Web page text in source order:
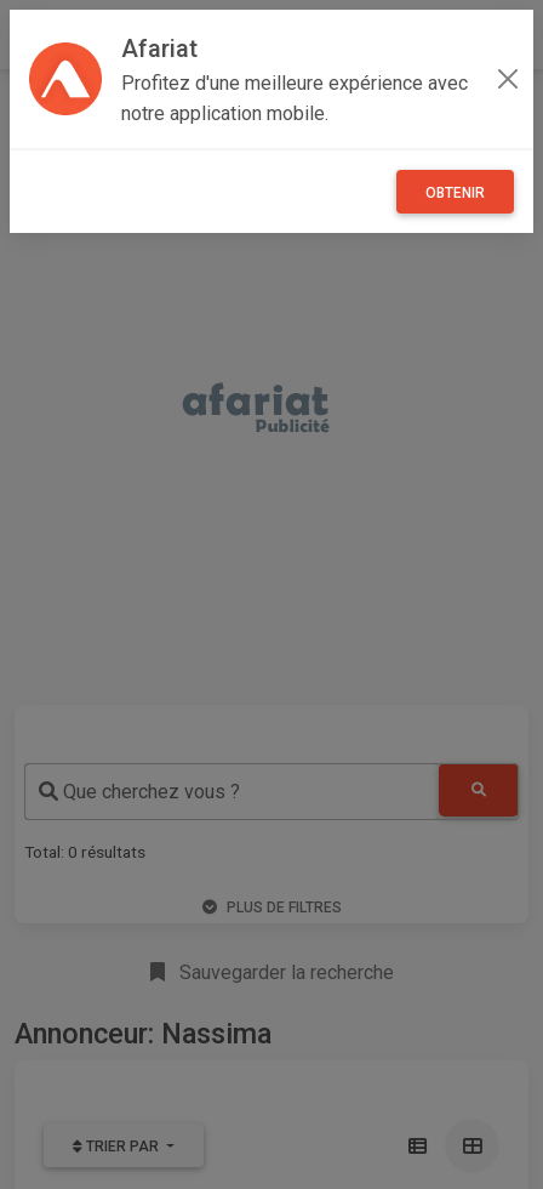
Afariat
Profitez d'une meilleure expérience avec
notre application mobile.
OBTENIR
Accueil Annonceur Nassima
Que cherchez vous ?
Total: 0 résultats
PLUS DE FILTRES
Sauvegarder la recherche
Annonceur: Nassima
TRIER PAR